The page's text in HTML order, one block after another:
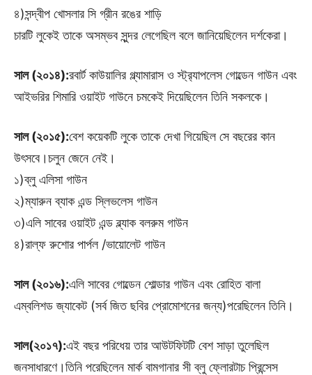
৪)সন্দ্বীপ খোসলার সি গ্রীন রঙের শাড়ি
চারটি লুকেই তাকে অসম্ভব সুন্দর লেগেছিল বলে জানিয়েছিলেন দর্শকেরা।
সাল (২০১৪):রবার্ট কাউয়ালির গ্ল্যামারাস ও স্ট্র‍্যাপলেস গোল্ডেন গাউন এবং
আইভরির শিমারি ওয়াইট গাউনে চমকেই দিয়েছিলেন তিনি সকলকে।
সাল (২০১৫):বেশ কয়েকটি লুকে তাকে দেখা গিয়েছিল সে বছরের কান
উৎসবে।চলুন জেনে নেই।
১)ব্লু এলিসা গাউন
২)ম্যারুন ব্যাক এন্ড স্লিভলেস গাউন
৩)এলি সাবের ওয়াইট এন্ড ব্ল্যাক বলরুম গাউন
৪)রাল্ফ রুশোর পার্পল /ভায়োলেট গাউন
সাল (২০১৬):এলি সাবের গোল্ডেন শোল্ডার গাউন এবং রোহিত বালা
এম্বলিশড জ্যাকেট (সর্ব জিত ছবির প্রোমোশনের জন্য)পরেছিলেন তিনি।
সাল(২০১৭):এই বছর পরিধেয় তার আউটফিটটি বেশ সাড়া তুলেছিল
জনসাধারণে।তিনি পরেছিলেন মার্ক বামগানার সী ব্লু ফ্লোরটাচ প্রিন্সেস